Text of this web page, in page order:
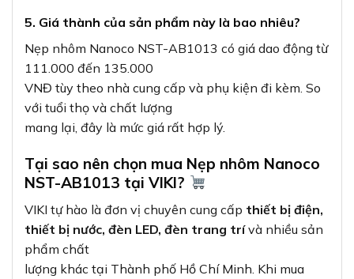
5. Giá thành của sản phẩm này là bao nhiêu?
Nẹp nhôm Nanoco NST-AB1013 có giá dao động từ
111.000 đến 135.000
VNĐ tùy theo nhà cung cấp và phụ kiện đi kèm. So
với tuổi thọ và chất lượng
mang lại, đây là mức giá rất hợp lý.
Tại sao nên chọn mua Nẹp nhôm Nanoco
NST-AB1013 tại VIKI?
VIKI tự hào là đơn vị chuyên cung cấp thiết bị điện,
thiết bị nước, đèn LED, đèn trang trívà nhiều sản
phẩm chất
lượng khác tại Thành phố Hồ Chí Minh. Khi mua